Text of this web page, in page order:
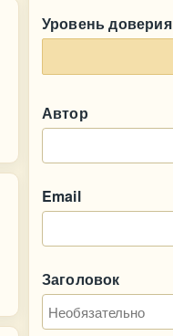
Уровень доверия
Автор
Email
Заголовок